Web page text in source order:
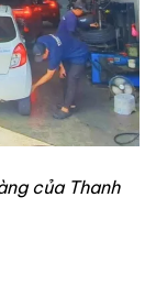
của Thanh